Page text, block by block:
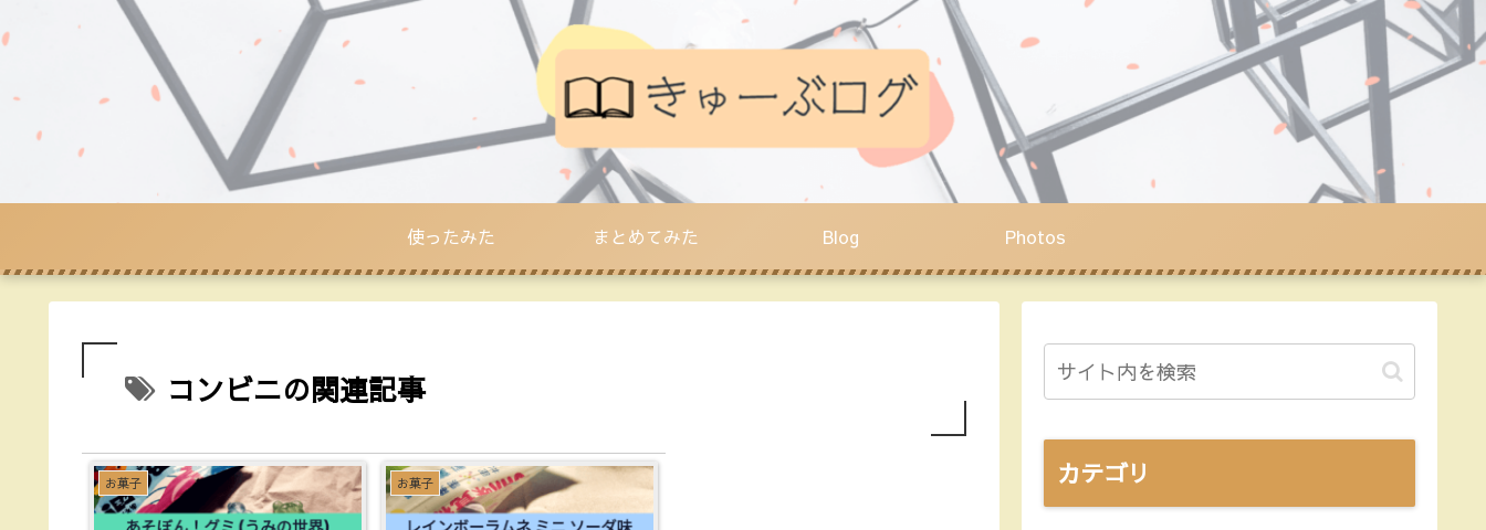
使ったみた まとめてみた Blog Photos
コンビニの関連記事
お菓子 お菓子 カテゴリ